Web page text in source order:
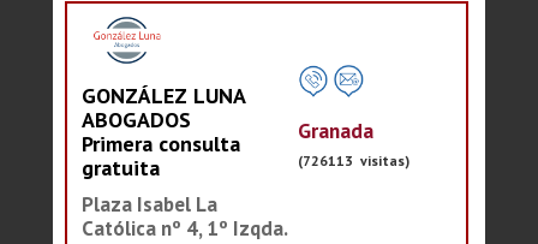
GONZÁLEZ LUNA
ABOGADOS
Primera consulta
gratuita
Plaza Isabel La
Católica nº 4, 1º Izqda.
Granada
(726113 visitas)